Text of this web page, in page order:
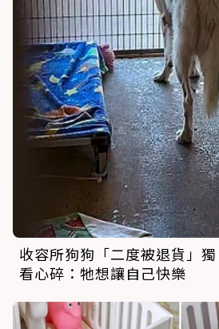
收容所狗狗「二度被退貨」
看心碎：牠想讓自己快樂